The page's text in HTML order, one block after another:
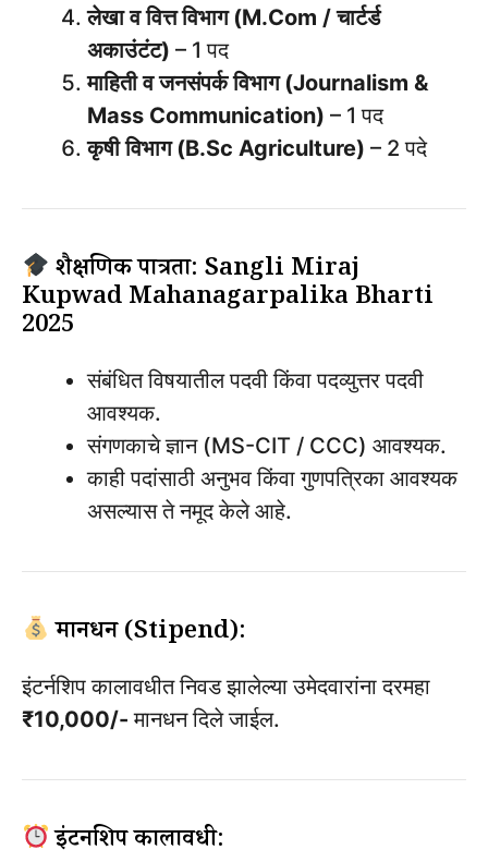
लेखा व वित्त विभाग (M.Com / चार्टर्ड
अकाउंटंट) – 1 पद
माहिती व जनसंपर्क विभाग (Journalism &
Mass Communication) – 1 पद
कृषी विभाग (B.Sc Agriculture) – 2 पदे
शैक्षणिक पात्रता: Sangli Miraj
Kupwad Mahanagarpalika Bharti
2025
संबंधित विषयातील पदवी किंवा पदव्युत्तर पदवी
आवश्यक.
संगणकाचे ज्ञान (MS-CIT / CCC) आवश्यक.
काही पदांसाठी अनुभव किंवा गुणपत्रिका आवश्यक
असल्यास ते नमूद केले आहे.
मानधन (Stipend):
इंटर्नशिप कालावधीत निवड झालेल्या उमेदवारांना दरमहा
₹10,000/- मानधन दिले जाईल.
इंटर्नशिप कालावधी: